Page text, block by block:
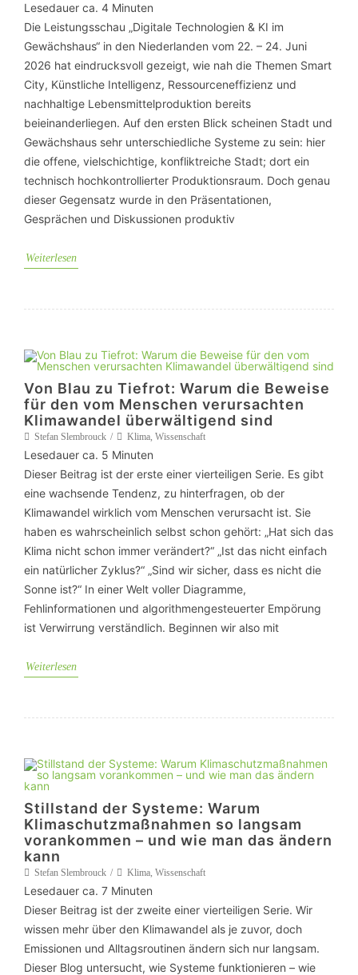
Lesedauer ca. 4 Minuten
Die Leistungsschau „Digitale Technologien & KI im
Gewächshaus“ in den Niederlanden vom 22. – 24. Juni
2026 hat eindrucksvoll gezeigt, wie nah die Themen Smart
City, Künstliche Intelligenz, Ressourceneffizienz und
nachhaltige Lebensmittelproduktion bereits
beieinanderliegen. Auf den ersten Blick scheinen Stadt und
Gewächshaus sehr unterschiedliche Systeme zu sein: hier
die offene, vielschichtige, konfliktreiche Stadt; dort ein
technisch hochkontrollierter Produktionsraum. Doch genau
dieser Gegensatz wurde in den Präsentationen,
Gesprächen und Diskussionen produktiv
Weiterlesen
Von Blau zu Tiefrot: Warum die Beweise
für den vom Menschen verursachten
Klimawandel überwältigend sind
Stefan Slembrouck Klima, Wissenschaft
Lesedauer ca. 5 Minuten
Dieser Beitrag ist der erste einer vierteiligen Serie. Es gibt
eine wachsende Tendenz, zu hinterfragen, ob der
Klimawandel wirklich vom Menschen verursacht ist. Sie
haben es wahrscheinlich selbst schon gehört: „Hat sich das
Klima nicht schon immer verändert?“ „Ist das nicht einfach
ein natürlicher Zyklus?“ „Sind wir sicher, dass es nicht die
Sonne ist?“ In einer Welt voller Diagramme,
Fehlinformationen und algorithmengesteuerter Empörung
ist Verwirrung verständlich. Beginnen wir also mit
Weiterlesen
Stillstand der Systeme: Warum
Klimaschutzmaßnahmen so langsam
vorankommen – und wie man das ändern
kann
Stefan Slembrouck Klima, Wissenschaft
Lesedauer ca. 7 Minuten
Dieser Beitrag ist der zweite einer vierteiligen Serie. Wir
wissen mehr über den Klimawandel als je zuvor, doch
Emissionen und Alltagsroutinen ändern sich nur langsam.
Dieser Blog untersucht, wie Systeme funktionieren – wie